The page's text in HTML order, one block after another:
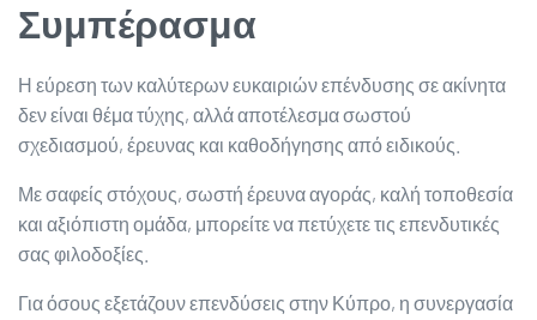
Συμπέρασμα
Η εύρεση των καλύτερων ευκαιριών επένδυσης σε ακίνητα
δεν είναι θέμα τύχης, αλλά αποτέλεσμα σωστού
σχεδιασμού, έρευνας και καθοδήγησης από ειδικούς.
Με σαφείς στόχους, σωστή έρευνα αγοράς, καλή τοποθεσία
και αξιόπιστη ομάδα, μπορείτε να πετύχετε τις επενδυτικές
σας φιλοδοξίες.
Για όσους εξετάζουν επενδύσεις στην Κύπρο, η συνεργασία